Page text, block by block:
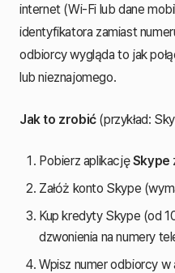
internet (Wi-Fi lub dane
identyfikatora zamiast
odbiorcy wygląda to jak
lub nieznajomego.
Jak to zrobić(przykład:
Pobierz aplikacjęSkype
Załóż konto Skype
Kup kredyty Skype (od
dzwonienia na numery
Wpisz numer odbiorcy w